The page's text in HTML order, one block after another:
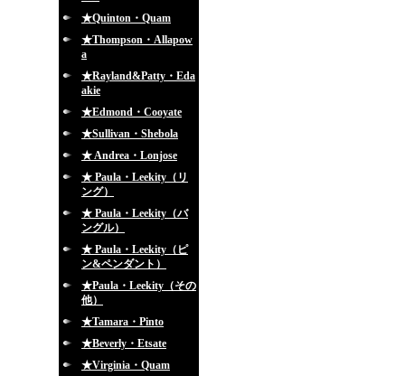
★Quinton・Quam
★Thompson・Allapow
a
★Rayland&Patty・Eda
akie
★Edmond・Cooyate
★Sullivan・Shebola
★ Andrea・Lonjose
★ Paula・Leekity（リ
ング）
★ Paula・Leekity（バ
ングル）
★ Paula・Leekity（ピ
ン&ペンダント）
★Paula・Leekity（その
他）
★Tamara・Pinto
★Beverly・Etsate
★Virginia・Quam